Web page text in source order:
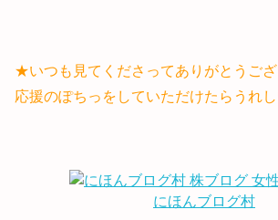
★いつも見てくださってありがとうござ
応援のぽちっをしていただけたらうれ
にほんブログ村